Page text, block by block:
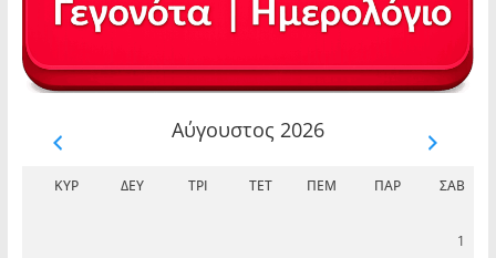
Αύγουστος 2026
ΚΥΡ ΔΕΥ ΤΡΊ ΤΕΤ ΠΈΜ ΠΑΡ ΣΆΒ
1